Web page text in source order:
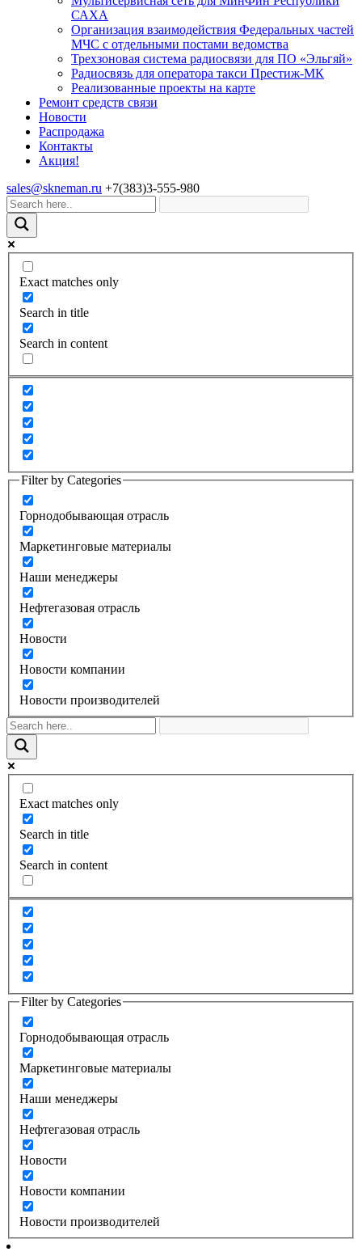
САХА
Организация взаимодействия Федеральных частей
МЧС с отдельными постами ведомства
Трехзоновая система радиосвязи для ПО «Эльгяй»
Радиосвязь для оператора такси Престиж-МК
Реализованные проекты на карте
Ремонт средств связи
Новости
Распродажа
Контакты
Акция!
sales@skneman.ru +7(383)3-555-980
Exact matches only
Search in title
Search in content
Filter by Categories
Горнодобывающая отрасль
Маркетинговые материалы
Наши менеджеры
Нефтегазовая отрасль
Новости
Новости компании
Новости производителей
Exact matches only
Search in title
Search in content
Filter by Categories
Горнодобывающая отрасль
Маркетинговые материалы
Наши менеджеры
Нефтегазовая отрасль
Новости
Новости компании
Новости производителей